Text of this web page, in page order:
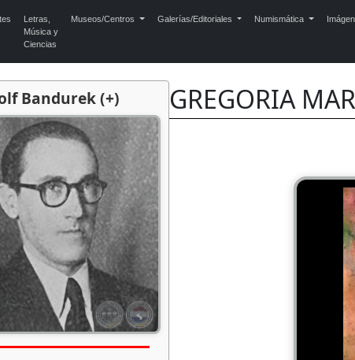
Letras,
Música y
Ciencias
Museos/Centros Galerías/Editoriales Numismática
Bandurek (+) GREGORIA